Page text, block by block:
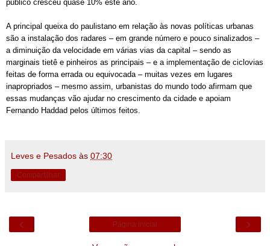
público cresceu quase 10% este ano.
A principal queixa do paulistano em relação às novas políticas urbanas
são a instalação dos radares – em grande número e pouco sinalizados –
a diminuição da velocidade em várias vias da capital – sendo as
marginais tietê e pinheiros as principais – e a implementação de ciclovias
feitas de forma errada ou equivocada – muitas vezes em lugares
inapropriados – mesmo assim, urbanistas do mundo todo afirmam que
essas mudanças vão ajudar no crescimento da cidade e apoiam
Fernando Haddad pelos últimos feitos.
Leves e Pesados às 07:30
Compartilhar
‹ ›
Página inicial